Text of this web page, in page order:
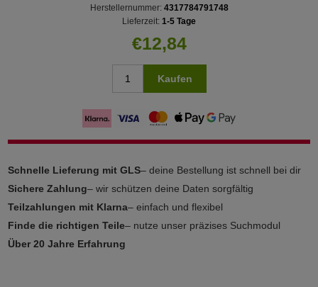
Herstellernummer: 4317784791748
Lieferzeit: 1-5 Tage
€12,84
Kaufen
Schnelle Lieferung mit GLS– deine Bestellung ist schnell bei dir
Sichere Zahlung– wir schützen deine Daten sorgfältig
Teilzahlungen mit Klarna– einfach und flexibel
Finde die richtigen Teile– nutze unser präzises Suchmodul
Über 20 Jahre Erfahrung